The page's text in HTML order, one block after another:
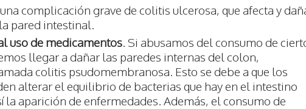
una complicación grave de colitis ulcerosa, que afecta y
pared intestinal.
uso de medicamentos. Si abusamos del consumo de
llegar a dañar las paredes internas del colon,
colitis psudomembranosa. Esto se debe a que los
alterar el equilibrio de bacterias que hay en el intestino
la aparición de enfermedades. Además, el consumo de